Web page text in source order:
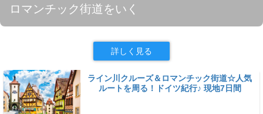
ロマンチック街道をいく
詳しく見る
ライン川クルーズ＆ロマンチック街道☆人気
ルートを周る！ドイツ紀行♪ 現地7日間